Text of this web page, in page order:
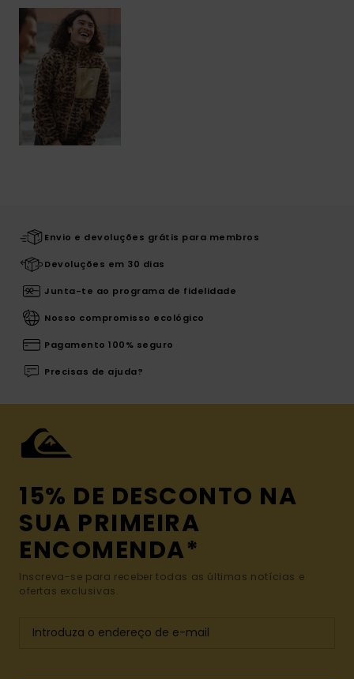
Envio e devoluções grátis para membros
Devoluções em 30 dias
Junta-te ao programa de fidelidade
Nosso compromisso ecológico
Pagamento 100% seguro
Precisas de ajuda?
15% DE DESCONTO NA
SUA PRIMEIRA
ENCOMENDA*
Inscreva-se para receber todas as últimas notícias e
ofertas exclusivas.